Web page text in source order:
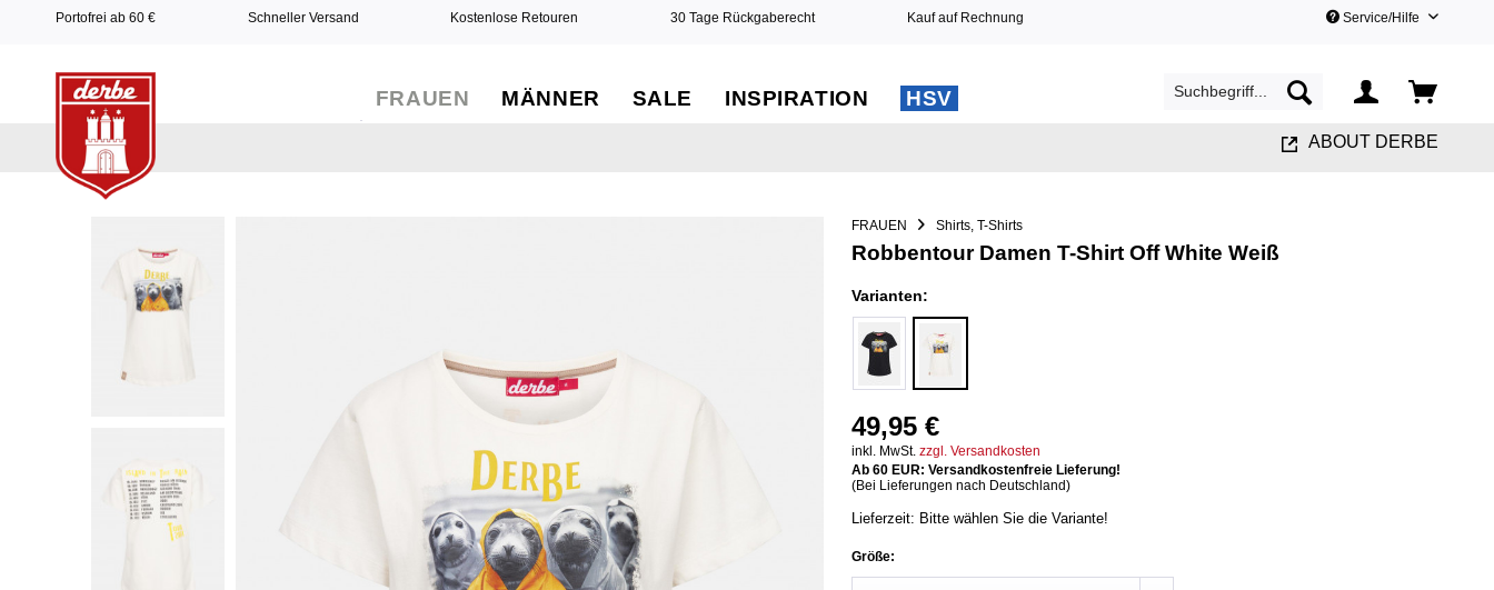
Portofrei ab 60 € Schneller Versand Kostenlose Retouren 30 Tage Rückgaberecht Kauf auf Rechnung Service/Hilfe
FRAUEN MÄNNER SALE INSPIRATION HSV
ABOUT DERBE
FRAUEN Shirts, T-Shirts
Robbentour Damen T-Shirt Off White Weiß
Varianten:
49,95 €
inkl. MwSt.zzgl. Versandkosten
Ab 60 EUR: Versandkostenfreie Lieferung!
(Bei Lieferungen nach Deutschland)
Lieferzeit: Bitte wählen Sie die Variante!
Größe: